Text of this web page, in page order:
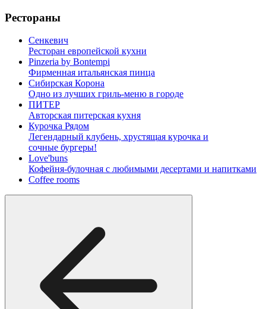
Рестораны
Сенкевич
Ресторан европейской кухни
Pinzeria by Bontempi
Фирменная итальянская пинца
Сибирская Корона
Одно из лучших гриль-меню в городе
ПИТЕР
Авторская питерская кухня
Курочка Рядом
Легендарный клубень, хрустящая курочка и
сочные бургеры!
Love'buns
Кофейня-булочная с любимыми десертами и напитками
Coffee rooms